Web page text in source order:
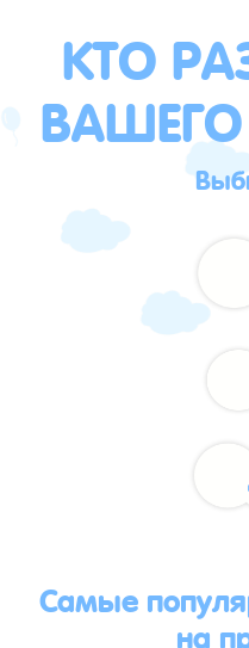
КТО
Самые
на